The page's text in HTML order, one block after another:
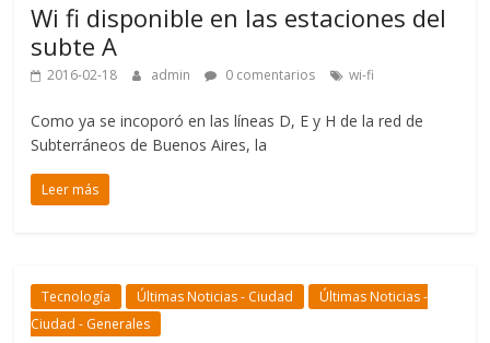
Wi fi disponible en las estaciones del
subte A
2016-02-18 admin 0 comentarios wi-fi
Como ya se incoporó en las líneas D, E y H de la red de
Subterráneos de Buenos Aires, la
Leer más
Tecnología Últimas Noticias - Ciudad
Últimas Noticias -
Ciudad - Generales